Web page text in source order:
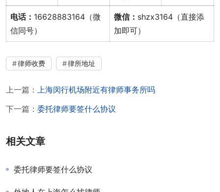
电话： 16628883164（微
信同号）
微信： shzx3164（直接添
加即可）
律师收费 律所地址
上一篇：
上海闵行机场附近有律师事务所吗
下一篇： 委托律师要签什么协议
相关文章
委托律师要签什么协议